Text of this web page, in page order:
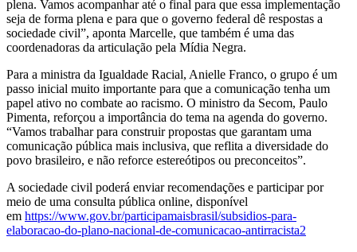
plena. Vamos acompanhar até o final para que essa implementação
seja de forma plena e para que o governo federal dê respostas a
sociedade civil”, aponta Marcelle, que também é uma das
coordenadoras da articulação pela Mídia Negra.
Para a ministra da Igualdade Racial, Anielle Franco, o grupo é um
passo inicial muito importante para que a comunicação tenha um
papel ativo no combate ao racismo. O ministro da Secom, Paulo
Pimenta, reforçou a importância do tema na agenda do governo.
“Vamos trabalhar para construir propostas que garantam uma
comunicação pública mais inclusiva, que reflita a diversidade do
povo brasileiro, e não reforce estereótipos ou preconceitos”.
A sociedade civil poderá enviar recomendações e participar por
meio de uma consulta pública online, disponível
em https://www.gov.br/participamaisbrasil/subsidios-para-
elaboracao-do-plano-nacional-de-comunicacao-antirracista2